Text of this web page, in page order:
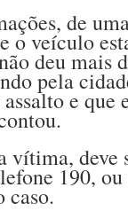
de
o veículo
deu mais
pela
e que
deve
190,
caso.